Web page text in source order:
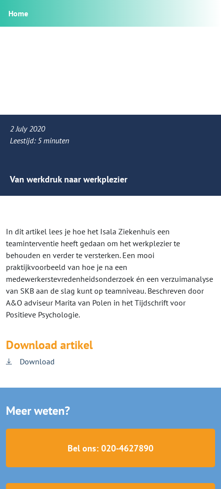
Home
2 July 2020
Leestijd: 5 minuten
Van werkdruk naar werkplezier
In dit artikel lees je hoe het Isala Ziekenhuis een
teaminterventie heeft gedaan om het werkplezier te
behouden en verder te versterken. Een mooi
praktijkvoorbeeld van hoe je na een
medewerkerstevredenheidsonderzoek én een verzuimanalyse
van SKB aan de slag kunt op teamniveau. Beschreven door
A&O adviseur Marita van Polen in het Tijdschrift voor
Positieve Psychologie.
Download artikel
Download
Meer weten?
Bel ons: 020-4627890